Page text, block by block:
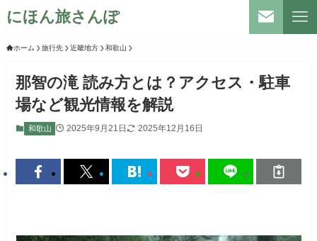
にほん旅さんぽ
ホーム 旅行先 近畿地方 和歌山
那智の滝 読み方とは？アクセス・駐車
場など観光情報を解説
和歌山 2025年9月21日 2025年12月16日